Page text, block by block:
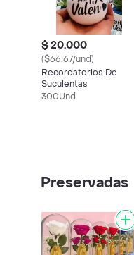
$ 20.000
($66.67/und)
Recordatorios De
Suculentas
300Und
Preservadas